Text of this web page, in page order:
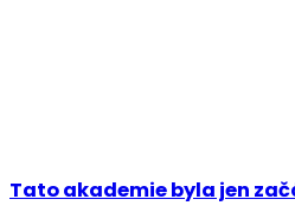
Tato akademie byla jen